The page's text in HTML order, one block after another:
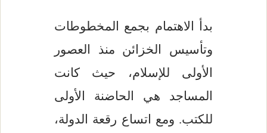
بدأ الاهتمام بجمع المخطوطات
وتأسيس الخزائن منذ العصور
الأولى للإسلام، حيث كانت
المساجد هي الحاضنة الأولى
للكتب. ومع اتساع رقعة الدولة،